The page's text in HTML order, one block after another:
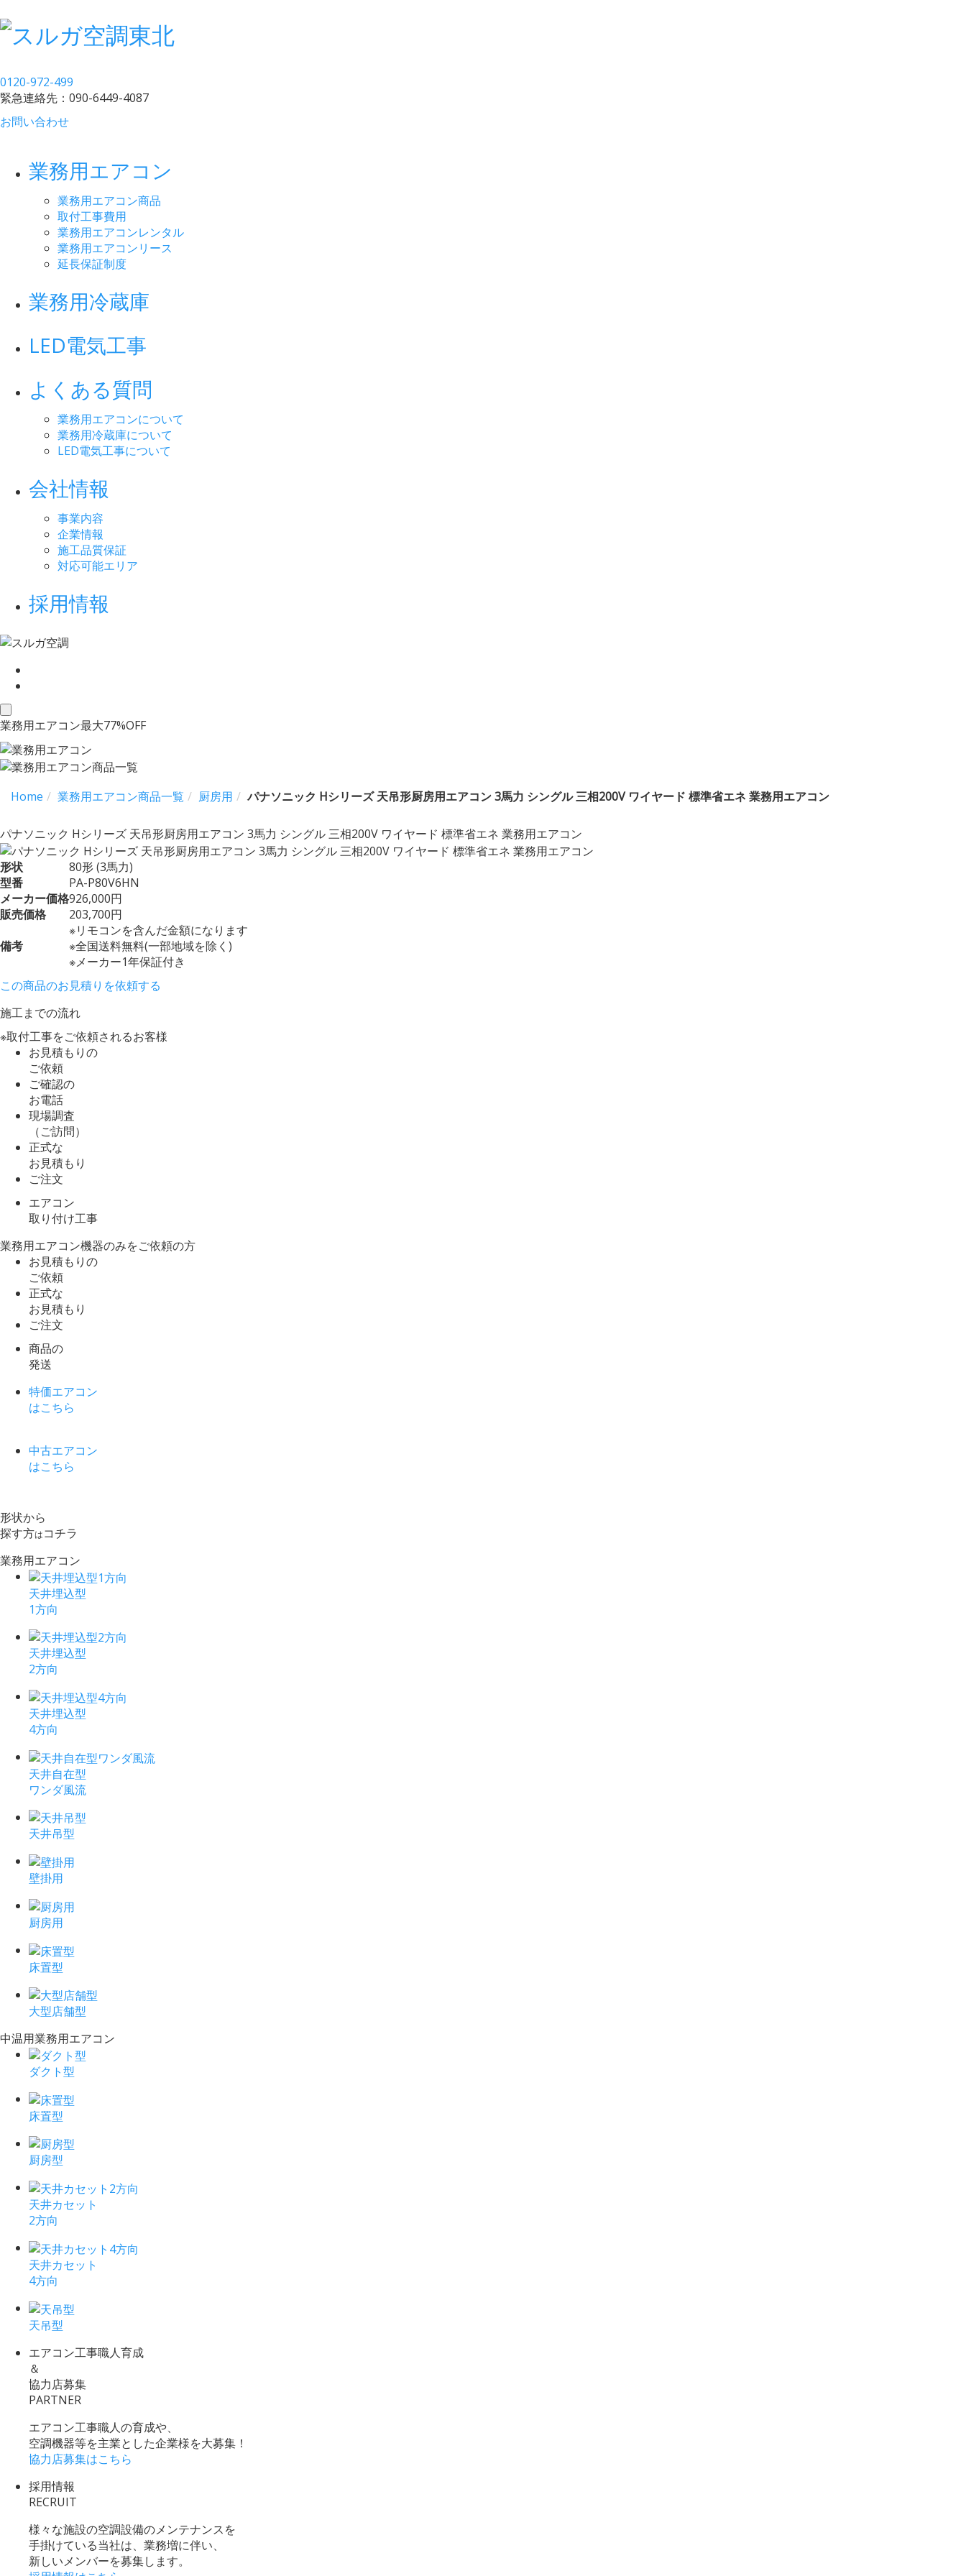
0120-972-499
緊急連絡先： 090-6449-4087
お問い合わせ
業務用エアコン
業務用エアコン商品
取付工事費用
業務用エアコンレンタル
業務用エアコンリース
延長保証制度
業務用冷蔵庫
LED電気工事
よくある質問
業務用エアコンについて
業務用冷蔵庫について
LED電気工事について
会社情報
事業内容
企業情報
施工品質保証
対応可能エリア
採用情報
toggle
navigation
業務用エアコン最大77%OFF
Home 業務用エアコン商品一覧 厨房用 パナソニック Hシリーズ 天吊形厨房用エアコン 3馬力 シングル 三相200V ワイヤード 標準省エネ 業務用エアコン
パナソニック Hシリーズ 天吊形厨房用エアコン 3馬力 シングル 三相200V ワイヤード 標準省エネ 業務用エアコン
形状
80形 (3馬力)
型番
PA-P80V6HN
メーカー価格926,000円
販売価格
203,700円
備考
※リモコンを含んだ金額になります
※全国送料無料(一部地域を除く)
※メーカー1年保証付き
この商品のお見積りを依頼する
施工までの流れ
※取付工事をご依頼されるお客様
お見積もりの
ご依頼
ご確認の
お電話
現場調査
（ご訪問）
正式な
お見積もり
ご注文
エアコン
取り付け工事
業務用エアコン機器のみをご依頼の方
お見積もりの
ご依頼
正式な
お見積もり
ご注文
商品の
発送
特価エアコン
はこちら
中古エアコン
はこちら
形状から
探す方はコチラ
業務用エアコン
天井埋込型
1方向
天井埋込型
2方向
天井埋込型
4方向
天井自在型
ワンダ風流
天井吊型
壁掛用
厨房用
床置型
大型店舗型
中温用業務用エアコン
ダクト型
床置型
厨房型
天井カセット
2方向
天井カセット
4方向
天吊型
エアコン工事職人育成
＆
協力店募集
PARTNER
エアコン工事職人の育成や、
空調機器等を主業とした企業様を大募集！
協力店募集はこちら
採用情報
RECRUIT
様々な施設の空調設備のメンテナンスを
手掛けている当社は、業務増に伴い、
新しいメンバーを募集します。